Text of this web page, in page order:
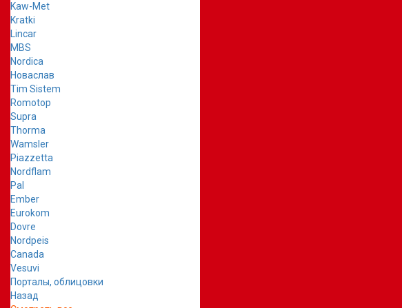
Kaw-Met
Kratki
Lincar
MBS
Nordica
Новаслав
Tim Sistem
Romotop
Supra
Thorma
Wamsler
Piazzetta
Nordflam
Pal
Ember
Eurokom
Dovre
Nordpeis
Canada
Vesuvi
Порталы, облицовки
Назад